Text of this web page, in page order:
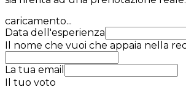
caricamento...
Data dell'esperienza
Il nome che vuoi che appaia nella
La tua email
Il tuo voto